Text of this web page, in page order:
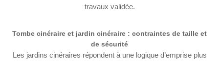
travaux validée.
Tombe cinéraire et jardin cinéraire : contraintes de taille et
de sécurité
Les jardins cinéraires répondent à une logique d’emprise plus